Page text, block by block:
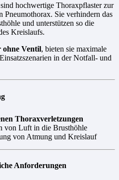
sind hochwertige Thoraxpflaster zur
Pneumothorax. Sie verhindern das
und unterstützen so die
Kreislaufs.
ohne Ventil, bieten sie maximale
in der Notfall- und
Thoraxverletzungen
von Luft in die Brusthöhle
von Atmung und Kreislauf
Anforderungen